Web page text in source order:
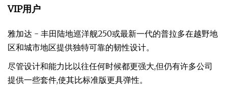
VIP用户
雅加达 - 丰田陆地巡洋舰250或最新一代的普拉多在越野地
区和城市地区提供独特可靠的韧性设计。
尽管设计和能力比以往任何时候都更强大,但仍有许多公司
提供一些套件,使其比标准版更具弹性。